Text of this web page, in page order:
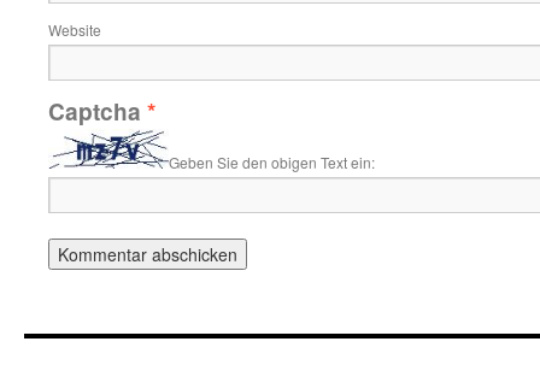
Website
Captcha *
Geben Sie den obigen Text ein: